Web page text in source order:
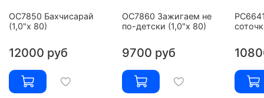
ОС7850 Бахчисарай
(1,0"х 80)
12000 руб
ОС7860 Зажигаем не
по-детски (1,0"х 80)
9700 руб